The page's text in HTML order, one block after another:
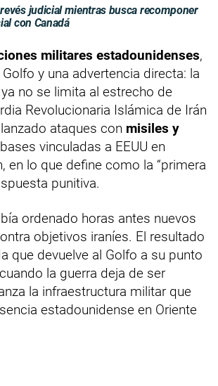
judicial mientras busca recomponer
con Canadá
militares estadounidenses,
y una advertencia directa: la
no se limita al estrecho de
Revolucionaria Islámica de Irán
ataques con misiles y
vinculadas a EEUU en
en lo que define como la “primera
punitiva.
ordenado horas antes nuevos
objetivos iraníes. El resultado
que devuelve al Golfo a su punto
la guerra deja de ser
la infraestructura militar que
estadounidense en Oriente